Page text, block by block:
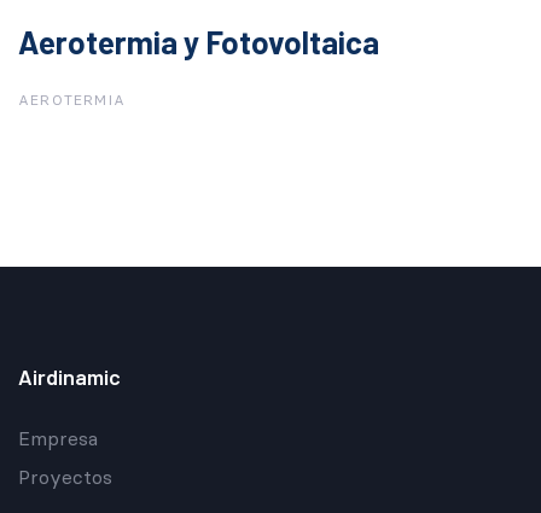
Aerotermia y Fotovoltaica
Aerotermia y Fotovoltaica
AEROTERMIA
Airdinamic
Empresa
Proyectos